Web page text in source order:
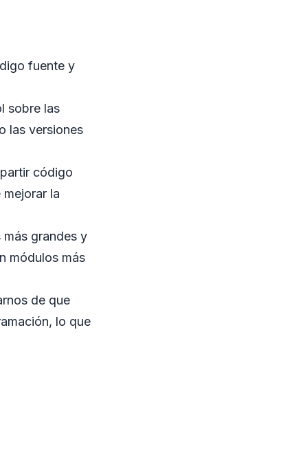
fuente y
sobre las
las versiones
código
la
grandes y
módulos más
de que
lo que